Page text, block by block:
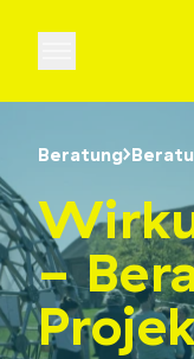
Open main
Beratung
-